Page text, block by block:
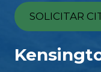
SOLICITAR